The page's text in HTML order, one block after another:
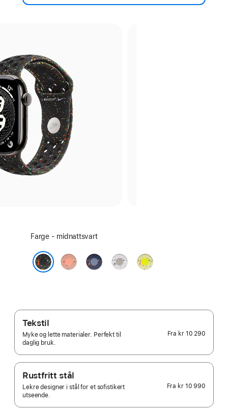
Velg
Farge - midnattsvart
Alpenglow
Pink
Blue
Ribbon
Veiled
Grey
Volt
Splash
Tekstil
Myke og lette materialer. Perfekt til
daglig bruk.
Fra kr 10 290
Rustfritt stål
Lekre designer i stål for et sofistikert
utseende.
Fra kr 10 990